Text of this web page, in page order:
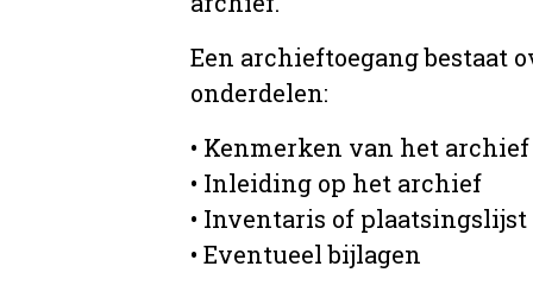
Een archieftoegang bestaat
onderdelen:
• Kenmerken van het archief
• Inleiding op het archief
• Inventaris of plaatsingslijst
• Eventueel bijlagen